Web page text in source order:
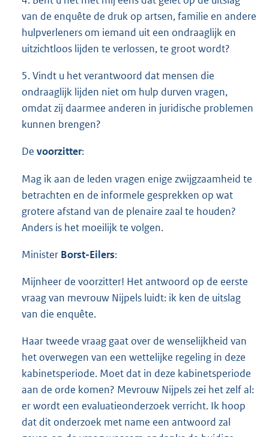
van de enquête de druk op artsen, familie en andere
hulpverleners om iemand uit een ondraaglijk en
uitzichtloos lijden te verlossen, te groot wordt?
5. Vindt u het verantwoord dat mensen die
ondraaglijk lijden niet om hulp durven vragen,
omdat zij daarmee anderen in juridische problemen
kunnen brengen?
De voorzitter:
Mag ik aan de leden vragen enige zwijgzaamheid te
betrachten en de informele gesprekken op wat
grotere afstand van de plenaire zaal te houden?
Anders is het moeilijk te volgen.
Minister Borst-Eilers:
Mijnheer de voorzitter! Het antwoord op de eerste
vraag van mevrouw Nijpels luidt: ik ken de uitslag
van die enquête.
Haar tweede vraag gaat over de wenselijkheid van
het overwegen van een wettelijke regeling in deze
kabinetsperiode. Moet dat in deze kabinetsperiode
aan de orde komen? Mevrouw Nijpels zei het zelf al:
er wordt een evaluatieonderzoek verricht. Ik hoop
dat dit onderzoek met name een antwoord zal